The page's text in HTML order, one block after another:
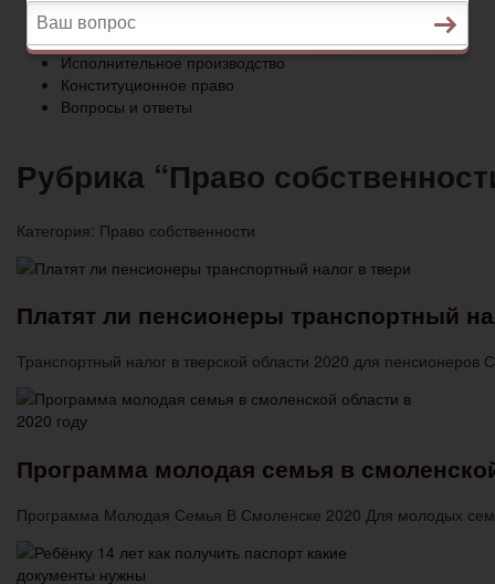
Социальное обеспечение
Квитанции ЖКХ
Исполнительное производство
Конституционное право
Вопросы и ответы
Рубрика “Право
Категория: Право собственности
Платят ли пенсионеры транспортный
Транспортный налог в тверской области 2020 для
Программа молодая семья в
Программа Молодая Семья В Смоленске 2020 Для молодых